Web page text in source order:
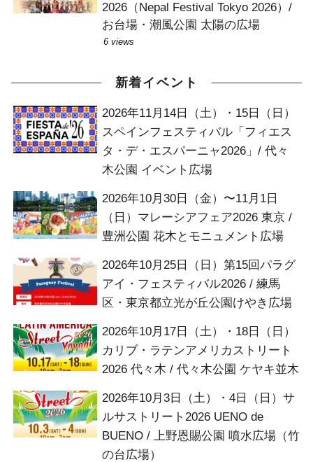
2026（Nepal Festival Tokyo 2026）/
お台場・潮風公園 太陽の広場
6 views
新着イベント
2026年11月14日（土）・15日（日）
スペインフェスティバル「フィエス
タ・デ・エスパーニャ2026」/ 代々
木公園 イベント広場
2026年10月30日（金）〜11月1日
（日）マレーシアフェア2026 東京 /
豊洲公園 花木とモニュメント広場
2026年10月25日（日）第15回パラグ
アイ・フェスティバル2026 / 練馬
区・東京都立光が丘公園けやき広場
2026年10月17日（土）・18日（日）
カリブ・ラテンアメリカストリート
2026 代々木 / 代々木公園 ケヤキ並木
2026年10月3日（土）・4日（日）サ
ルサストリート2026 UENO de
BUENO / 上野恩賜公園 噴水広場（竹
の台広場）